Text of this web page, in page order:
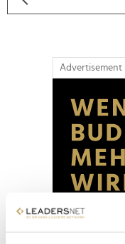
Advertisement